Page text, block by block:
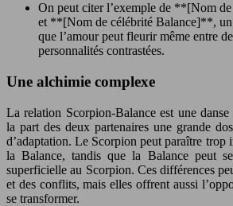
On peut citer l’exemple de **[Nom
et **[Nom de célébrité Balance]**,
que l’amour peut fleurir même entre
personnalités contrastées.
Une alchimie complexe
La relation Scorpion-Balance est une
la part des deux partenaires une grande
d’adaptation. Le Scorpion peut paraître trop
la Balance, tandis que la Balance peut
superficielle au Scorpion. Ces différences
et des conflits, mais elles offrent aussi
se transformer.